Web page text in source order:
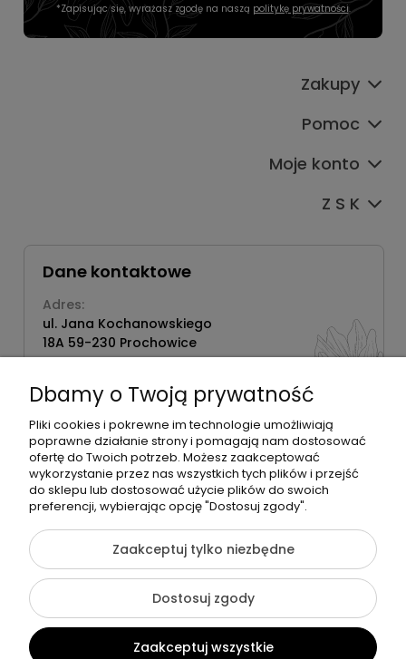
*Zapisując się, wyrażasz zgodę na naszą politykę prywatności.
Zakupy
Pomoc
Moje konto
Z S K
Dane kontaktowe
Adres:
ul. Jana Kochanowskiego
18A 59-230 Prochowice
Numer NIP:
Telefon:
518358020
©2026 Wszelkie Prawa Zastrzeżone | Zrób Sobie Krem
Szablon Flex byEcommercy
Pokaż pełną wersję strony
Sklep internetowy Shoper Premium
Dbamy o Twoją prywatność
Pliki cookies i pokrewne im technologie umożliwiają
poprawne działanie strony i pomagają nam dostosować
ofertę do Twoich potrzeb. Możesz zaakceptować
wykorzystanie przez nas wszystkich tych plików i przejść
do sklepu lub dostosować użycie plików do swoich
preferencji, wybierając opcję "Dostosuj zgody".
Zaakceptuj tylko niezbędne
Dostosuj zgody
Zaakceptuj wszystkie